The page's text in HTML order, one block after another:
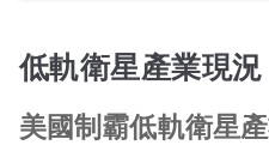
低軌衛星產業現況
美國制霸低軌衛星